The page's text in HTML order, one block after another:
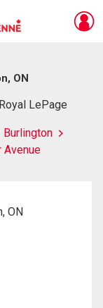
ON
LePage
Burlington
Avenue